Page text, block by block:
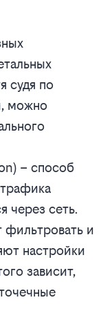
судя по
можно
– способ
через сеть.
фильтровать и
настройки
зависит,